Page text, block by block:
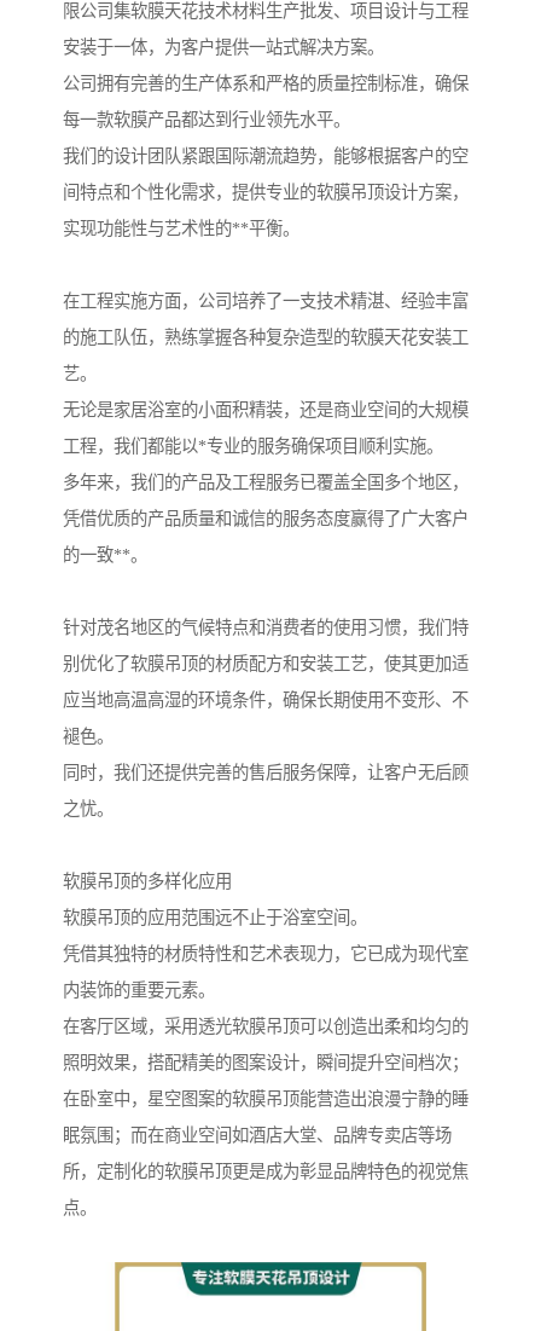
限公司集软膜天花技术材料生产批发、项目设计与工程
安装于一体，为客户提供一站式解决方案。
公司拥有完善的生产体系和严格的质量控制标准，确保
每一款软膜产品都达到行业领先水平。
我们的设计团队紧跟国际潮流趋势，能够根据客户的空
间特点和个性化需求，提供专业的软膜吊顶设计方案，
实现功能性与艺术性的**平衡。
在工程实施方面，公司培养了一支技术精湛、经验丰富
的施工队伍，熟练掌握各种复杂造型的软膜天花安装工
艺。
无论是家居浴室的小面积精装，还是商业空间的大规模
工程，我们都能以*专业的服务确保项目顺利实施。
多年来，我们的产品及工程服务已覆盖全国多个地区，
凭借优质的产品质量和诚信的服务态度赢得了广大客户
的一致**。
针对茂名地区的气候特点和消费者的使用习惯，我们特
别优化了软膜吊顶的材质配方和安装工艺，使其更加适
应当地高温高湿的环境条件，确保长期使用不变形、不
褪色。
同时，我们还提供完善的售后服务保障，让客户无后顾
之忧。
软膜吊顶的多样化应用
软膜吊顶的应用范围远不止于浴室空间。
凭借其独特的材质特性和艺术表现力，它已成为现代室
内装饰的重要元素。
在客厅区域，采用透光软膜吊顶可以创造出柔和均匀的
照明效果，搭配精美的图案设计，瞬间提升空间档次；
在卧室中，星空图案的软膜吊顶能营造出浪漫宁静的睡
眠氛围；而在商业空间如酒店大堂、品牌专卖店等场
所，定制化的软膜吊顶更是成为彰显品牌特色的视觉焦
点。